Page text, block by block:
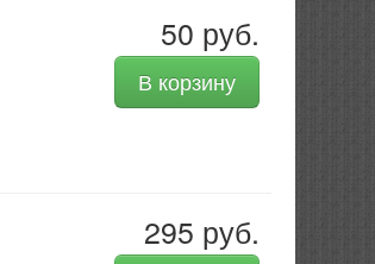
50 руб.
В корзину
295 руб.